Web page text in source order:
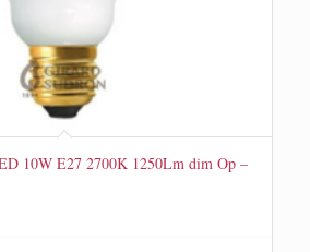
10W E27 2700K 1250Lm dim Op –